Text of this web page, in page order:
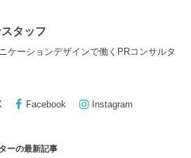
タッフ
ケーションデザインで働くPRコンサルタ
Facebook Instagram
ーの最新記事